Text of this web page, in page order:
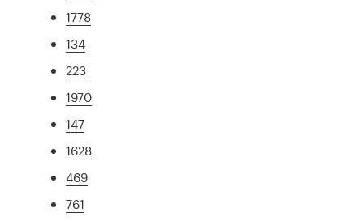
1778
134
223
1970
147
1628
469
761